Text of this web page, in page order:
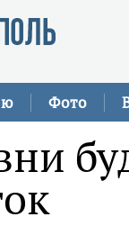
Фото